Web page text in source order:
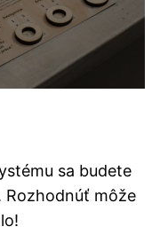
sa budete
Rozhodnúť môže